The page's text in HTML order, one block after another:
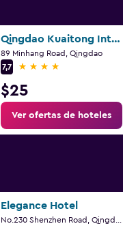
Qingdao Kuaitong International Hotel
89 Minhang Road, Qingdao
7,7
4 estrellas
$25
Ver ofertas de hoteles
Elegance Hotel